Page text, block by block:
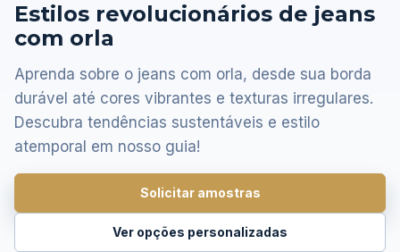
Estilos revolucionários de jeans
com orla
Aprenda sobre o jeans com orla, desde sua borda
durável até cores vibrantes e texturas irregulares.
Descubra tendências sustentáveis e estilo
atemporal em nosso guia!
Solicitar amostras
Ver opções personalizadas